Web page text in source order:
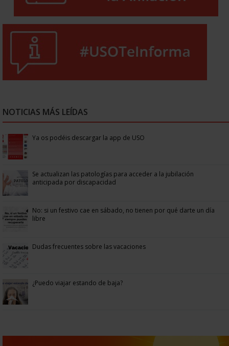
NOTICIAS MÁS LEÍDAS
Ya os podéis descargar la app de USO
Se actualizan las patologías para acceder a la jubilación
anticipada por discapacidad
No: si un festivo cae en sábado, no tienen por qué darte un día
libre
Dudas frecuentes sobre las vacaciones
¿Puedo viajar estando de baja?